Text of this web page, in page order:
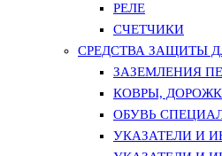
РЕЛЕ
СЧЕТЧИКИ
СРЕДСТВА ЗАЩИТЫ
ЗАЗЕМЛЕНИЯ
КОВРЫ,
ОБУВЬ
УКАЗАТЕЛИ И